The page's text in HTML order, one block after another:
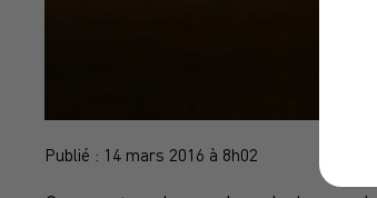
Publié : 14 mars 2016 à 8h02